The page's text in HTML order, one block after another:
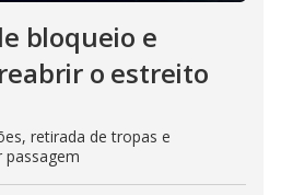
bloqueio e
o estreito
retirada de tropas e
passagem